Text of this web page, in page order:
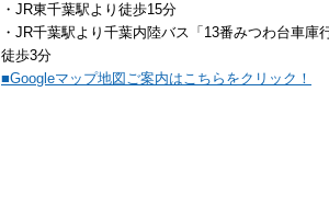
・JR東千葉駅より徒歩15分
・JR千葉駅より千葉内陸バス「13番みつわ台車
徒歩3分
■Googleマップ地図ご案内はこちらをクリック！